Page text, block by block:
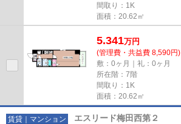
間取り：1K
面積：20.62㎡
5.341万円
(管理費・共益費 8,590円)
敷：0ヶ月｜礼：0ヶ月
所在階：7階
間取り：1K
面積：20.62㎡
賃貸｜マンション エスリード梅田西第２